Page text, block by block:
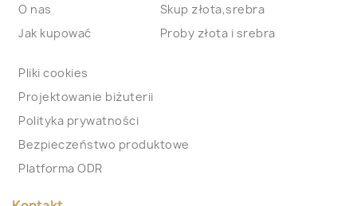
O nas
Jak kupować
Skup złota,srebra
Proby złota i srebra
Pliki cookies
Projektowanie biżuterii
Polityka prywatności
Bezpieczeństwo produktowe
Platforma ODR